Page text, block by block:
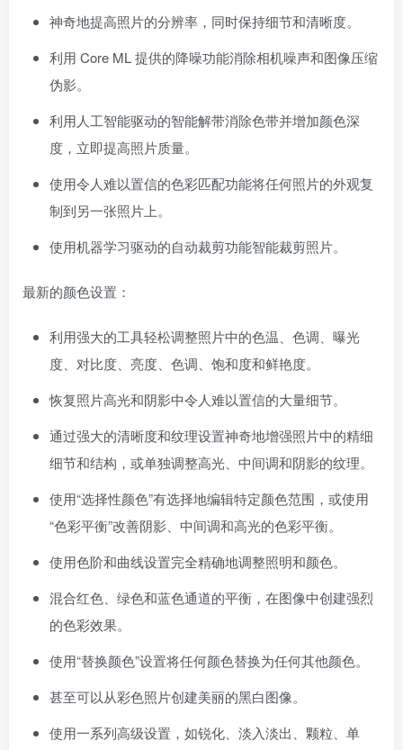
神奇地提高照片的分辨率，同时保持细节和清晰度。
利用 Core ML 提供的降噪功能消除相机噪声和图像压缩
伪影。
利用人工智能驱动的智能解带消除色带并增加颜色深
度，立即提高照片质量。
使用令人难以置信的色彩匹配功能将任何照片的外观复
制到另一张照片上。
使用机器学习驱动的自动裁剪功能智能裁剪照片。
最新的颜色设置：
利用强大的工具轻松调整照片中的色温、色调、曝光
度、对比度、亮度、色调、饱和度和鲜艳度。
恢复照片高光和阴影中令人难以置信的大量细节。
通过强大的清晰度和纹理设置神奇地增强照片中的精细
细节和结构，或单独调整高光、中间调和阴影的纹理。
使用“选择性颜色”有选择地编辑特定颜色范围，或使用
“色彩平衡”改善阴影、中间调和高光的色彩平衡。
使用色阶和曲线设置完全精确地调整照明和颜色。
混合红色、绿色和蓝色通道的平衡，在图像中创建强烈
的色彩效果。
使用“替换颜色”设置将任何颜色替换为任何其他颜色。
甚至可以从彩色照片创建美丽的黑白图像。
使用一系列高级设置，如锐化、淡入淡出、颗粒、单